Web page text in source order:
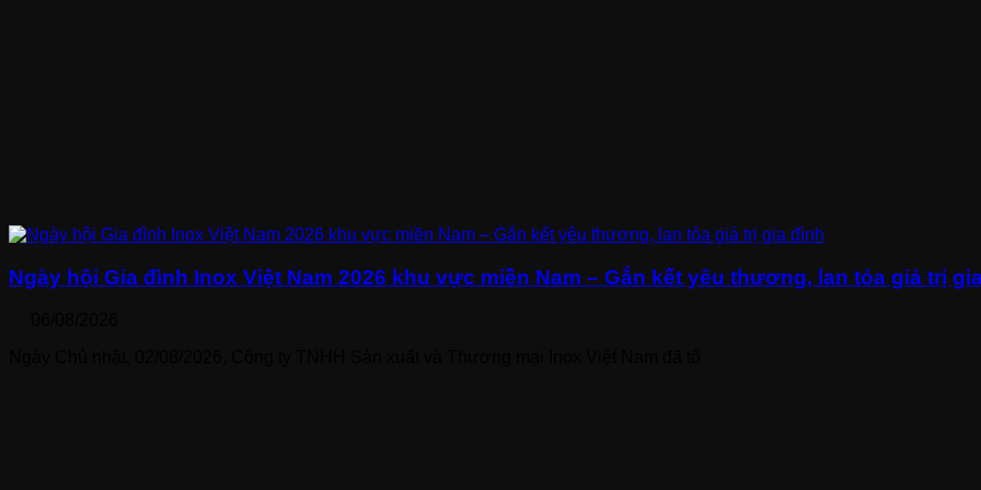
Ngày hội Gia đình Inox Việt Nam 2026 khu vực miền Nam – Gắn kết yêu thương, lan tỏa giá trị